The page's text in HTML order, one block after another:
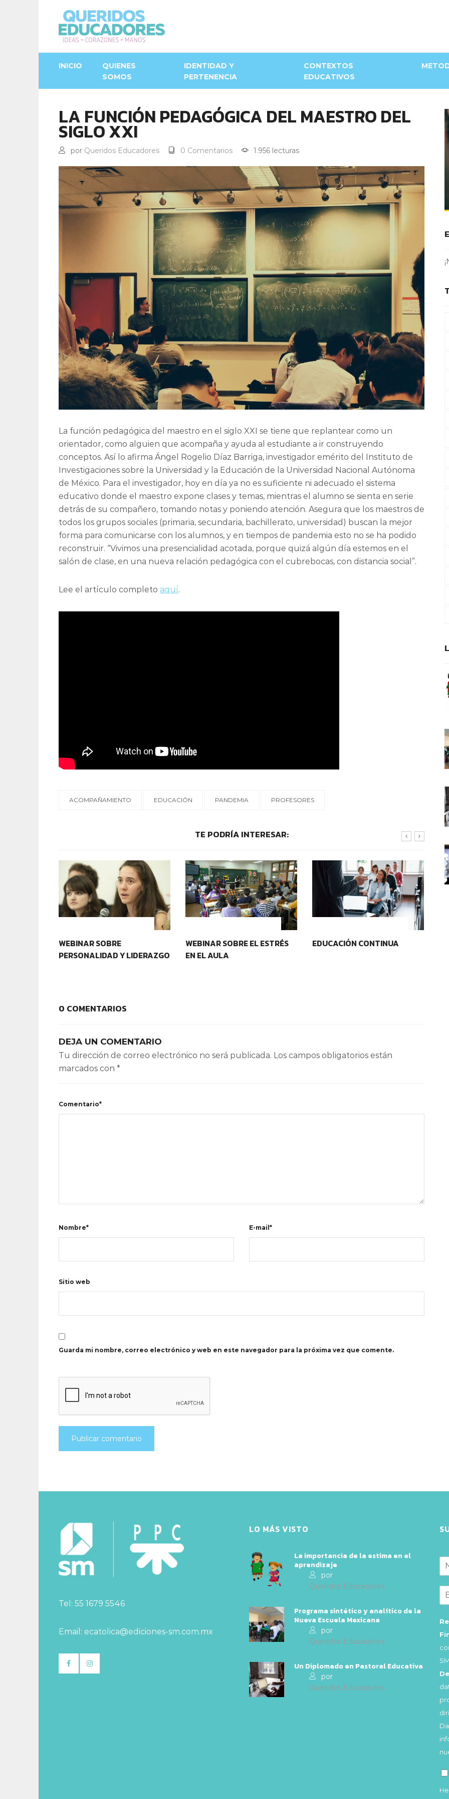
INICIO
QUIENES
SOMOS
IDENTIDAD Y
PERTENENCIA
CONTEXTOS
EDUCATIVOS
LA FUNCIÓN PEDAGÓGICA DEL MAESTRO DEL
SIGLO XXI
por Queridos Educadores 0 Comentarios 1.956 lecturas
La función pedagógica del maestro en el siglo XXI se tiene que replantear como un
orientador, como alguien que acompaña y ayuda al estudiante a ir construyendo
conceptos. Así lo afirma Ángel Rogelio Díaz Barriga, investigador emérito del Instituto de
Investigaciones sobre la Universidad y la Educación de la Universidad Nacional Autónoma
de México. Para el investigador, hoy en día ya no es suficiente ni adecuado el sistema
educativo donde el maestro expone clases y temas, mientras el alumno se sienta en serie
detrás de su compañero, tomando notas y poniendo atención. Asegura que los maestros de
todos los grupos sociales (primaria, secundaria, bachillerato, universidad) buscan la mejor
forma para comunicarse con los alumnos, y en tiempos de pandemia esto no se ha podido
reconstruir. “Vivimos una presencialidad acotada, porque quizá algún día estemos en el
salón de clase, en una nueva relación pedagógica con el cubrebocas, con distancia social”.
Lee el artículo completo aquí.
ACOMPAÑAMIENTO EDUCACIÓN PANDEMIA PROFESORES
TE PODRÍA INTERESAR:
WEBINAR SOBRE
PERSONALIDAD Y LIDERAZGO
WEBINAR SOBRE EL ESTRÉS
EN EL AULA
EDUCACIÓN CONTINUA
0 COMENTARIOS
DEJA UN COMENTARIO
Tu dirección de correo electrónico no será publicada. Los campos obligatorios están
marcados con *
Comentario*
Nombre* E-mail*
Sitio web
Guarda mi nombre, correo electrónico y web en este navegador para la próxima vez que comente.
Tel: 55 1679 5546
Email: ecatolica@ediciones-sm.com.mx
LO MÁS VISTO
La importancia de la estima en el
aprendizaje
por
Queridos Educadores
Programa sintético y analítico de la
Nueva Escuela Mexicana
por
Queridos Educadores
Un Diplomado en Pastoral Educativa
por
Queridos Educadores
SM.